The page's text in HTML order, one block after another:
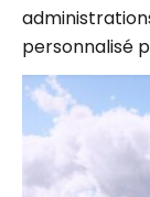
personnalisé